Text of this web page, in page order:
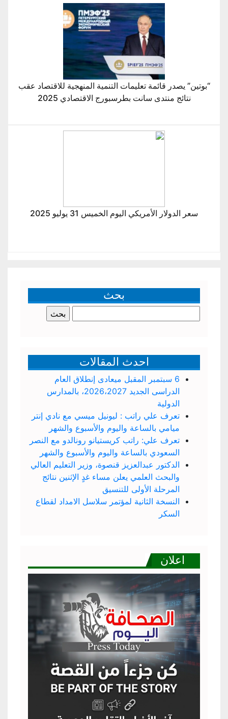
“بوتين” يصدر قائمة تعليمات التنمية المنهجية للاقتصاد عقب
نتائج منتدى سانت بطرسبورج الاقتصادي 2025
سعر الدولار الأمريكي اليوم الخميس 31 يوليو 2025
بحث
عن:
احدث المقالات
6 سبتمبر المقبل ميعادى إنطلاق العام
الدراسى الجديد 2026،2027، بالمدارس
الدولية
تعرف علي راتب : ليونيل ميسي مع نادي إنتر
ميامي بالساعة واليوم والأسبوع والشهر
تعرف علي: راتب كريستيانو رونالدو مع النصر
السعودي بالساعة واليوم والأسبوع والشهر
الدكتور عبدالعزيز قنصوة، وزير التعليم العالي
والبحث العلمي يعلن مساء غدٍ الإثنين نتائج
المرحلة الأولى للتنسيق
النسخة الثانية لمؤتمر سلاسل الامداد لقطاع
السكر
اعلان